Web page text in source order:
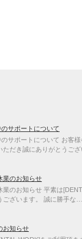
サポートについて
サポートについて お客様
ただき誠にありがとうござ
業のお知らせ
業のお知らせ 平素は
ございます。 誠に勝手な…
お知らせ